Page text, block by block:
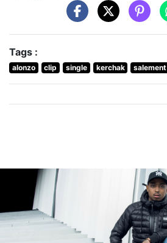
Tags :
alonzo clip single kerchak salement